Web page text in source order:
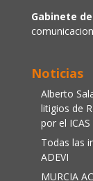
Gabinete
Noticias
Alberto
litigios de
por el ICAS
Todas las
ADEVI
MURCIA